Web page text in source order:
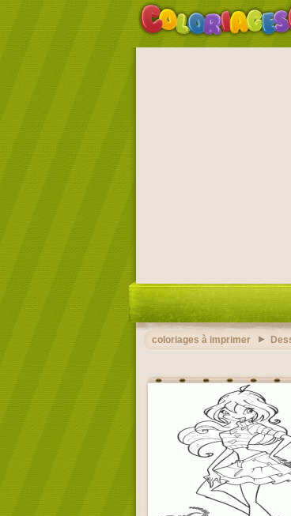
coloriages à imprimer